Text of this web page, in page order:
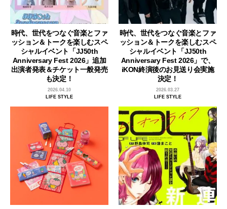
時代、世代をつなぐ音楽とファ
ッション＆トークを楽しむスペ
シャルイベント「JJ50th
Anniversary Fest 2026」追加
出演者発表＆チケット一般発売
も決定！
2026.04.10
LIFE STYLE
時代、世代をつなぐ音楽とファ
ッション＆トークを楽しむスペ
シャルイベント「JJ50th
Anniversary Fest 2026」で、
iKON終演後のお見送り会実施
決定！
2026.03.27
LIFE STYLE